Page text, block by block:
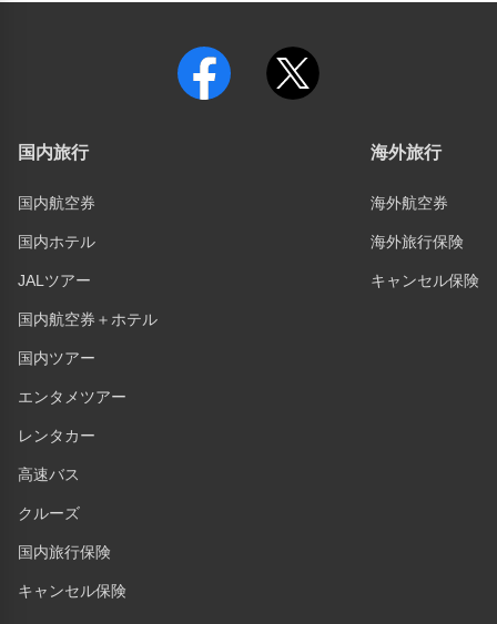
国内旅行
国内航空券
国内ホテル
JALツアー
国内航空券＋ホテル
国内ツアー
エンタメツアー
レンタカー
高速バス
クルーズ
国内旅行保険
キャンセル保険
海外旅行
海外航空券
海外旅行保険
キャンセル保険